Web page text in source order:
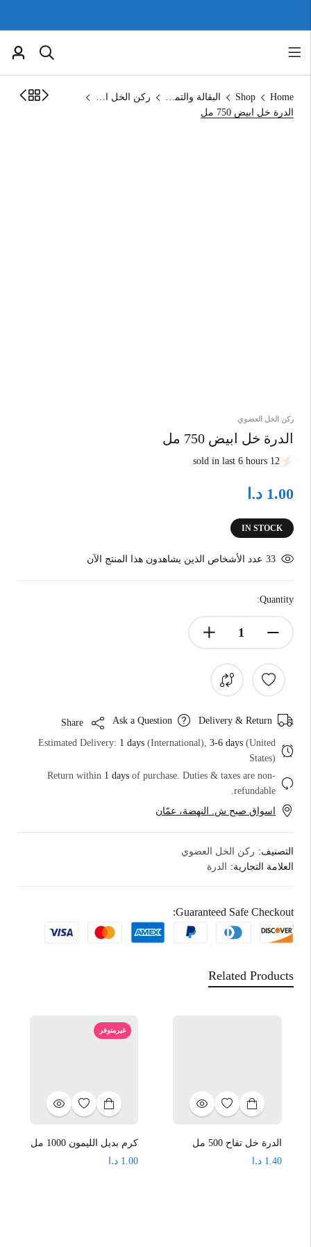
Home
Shop البقالة والتموين
ركن الخل العضوي
الدرة خل ابيض 750 مل
ركن الخل العضوي
الدرة خل ابيض 750 مل
12 sold in last 6 hours
1.00 د.ا
IN STOCK
33 عدد الأشخاص الذين يشاهدون هذا المنتج الآن
Quantity:
Delivery & Return
Ask a Question
Estimated Delivery: 1 days (International), 3-6 days (United
States)
Return within 1 days of purchase. Duties & taxes are non-
refundable.
اسواق صبح ش. النهضة، عمّان
التصنيف: ركن الخل العضوي
العلامة التجارية:
الدرة
Guaranteed Safe Checkout:
Related Products
الدرة خل تفاح 500 مل
1.40 د.ا
غيرمتوفر
كرم بديل الليمون 1000 مل
1.00 د.ا